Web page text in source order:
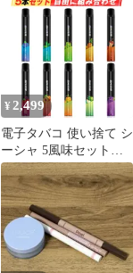
いろんな場面で活躍♪
寝るときも PCM 自然
凍結 PCMシート
¥ 2,499
電子タバコ 使い捨て シ
ーシャ 5風味セット
「自由に組み合わせ」
持ち運び VAPE ベイプ
ポケットシーシャ 爆煙
水蒸気たばこ 禁煙パイ
ポ 大容量 ニコチンなし
タールなし